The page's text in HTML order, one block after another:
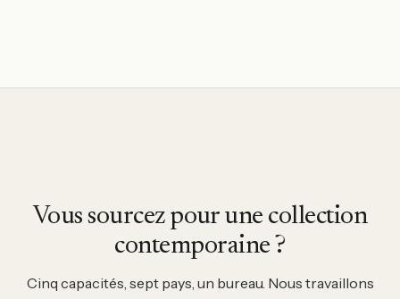
Vous sourcez pour une collection
contemporaine ?
Cinq capacités, sept pays, un bureau. Nous travaillons